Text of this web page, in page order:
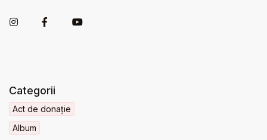
Categorii
Act de donație
Album